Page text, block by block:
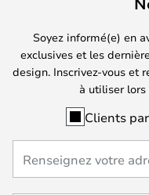
Soyez informé(e) en
exclusives et les
design. Inscrivez-vous et
à utiliser lors
Clients